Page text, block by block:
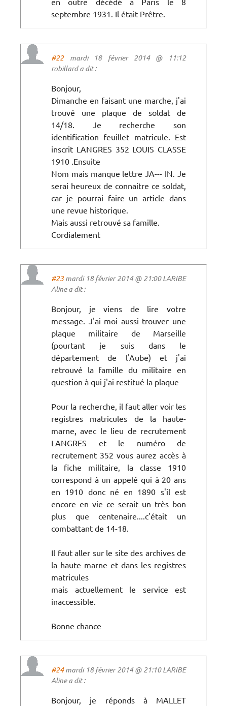
septembre 1931. Il était Prêtre.
#22mardi 18 février 2014 @ 11:12
robillard a dit :
Bonjour,
Dimanche en faisant une marche, j'ai
trouvé une plaque de soldat de
14/18. Je recherche son
identification feuillet matricule. Est
inscrit LANGRES 352 LOUIS CLASSE
1910 .Ensuite
Nom mais manque lettre JA--- IN. Je
serai heureux de connaitre ce soldat,
car je pourrai faire un article dans
une revue historique.
Mais aussi retrouvé sa famille.
Cordialement
#23 mardi 18 février 2014 @ 21:00 LARIBE
Aline a dit :
Bonjour, je viens de lire votre
message. J'ai moi aussi trouver une
plaque militaire de Marseille
(pourtant je suis dans le
département de l'Aube) et j'ai
retrouvé la famille du militaire en
question à qui j'ai restitué la plaque
Pour la recherche, il faut aller voir les
registres matricules de la haute-
marne, avec le lieu de recrutement
LANGRES et le numéro de
recrutement 352 vous aurez accès à
la fiche militaire, la classe 1910
correspond à un appelé qui à 20 ans
en 1910 donc né en 1890 s'il est
encore en vie ce serait un très bon
plus que centenaire....c'était un
combattant de 14-18.
Il faut aller sur le site des archives de
la haute marne et dans les registres
matricules
mais actuellement le service est
inaccessible.
Bonne chance
#24mardi 18 février 2014 @ 21:10 LARIBE
Aline a dit :
Bonjour, je réponds à MALLET